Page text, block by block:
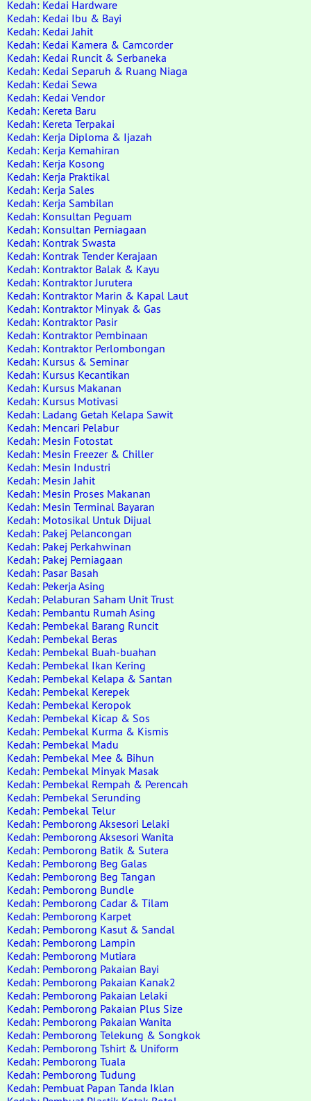
Kedah: Kedai Hardware
Kedah: Kedai Ibu & Bayi
Kedah: Kedai Jahit
Kedah: Kedai Kamera & Camcorder
Kedah: Kedai Runcit & Serbaneka
Kedah: Kedai Separuh & Ruang Niaga
Kedah: Kedai Sewa
Kedah: Kedai Vendor
Kedah: Kereta Baru
Kedah: Kereta Terpakai
Kedah: Kerja Diploma & Ijazah
Kedah: Kerja Kemahiran
Kedah: Kerja Kosong
Kedah: Kerja Praktikal
Kedah: Kerja Sales
Kedah: Kerja Sambilan
Kedah: Konsultan Peguam
Kedah: Konsultan Perniagaan
Kedah: Kontrak Swasta
Kedah: Kontrak Tender Kerajaan
Kedah: Kontraktor Balak & Kayu
Kedah: Kontraktor Jurutera
Kedah: Kontraktor Marin & Kapal Laut
Kedah: Kontraktor Minyak & Gas
Kedah: Kontraktor Pasir
Kedah: Kontraktor Pembinaan
Kedah: Kontraktor Perlombongan
Kedah: Kursus & Seminar
Kedah: Kursus Kecantikan
Kedah: Kursus Makanan
Kedah: Kursus Motivasi
Kedah: Ladang Getah Kelapa Sawit
Kedah: Mencari Pelabur
Kedah: Mesin Fotostat
Kedah: Mesin Freezer & Chiller
Kedah: Mesin Industri
Kedah: Mesin Jahit
Kedah: Mesin Proses Makanan
Kedah: Mesin Terminal Bayaran
Kedah: Motosikal Untuk Dijual
Kedah: Pakej Pelancongan
Kedah: Pakej Perkahwinan
Kedah: Pakej Perniagaan
Kedah: Pasar Basah
Kedah: Pekerja Asing
Kedah: Pelaburan Saham Unit Trust
Kedah: Pembantu Rumah Asing
Kedah: Pembekal Barang Runcit
Kedah: Pembekal Beras
Kedah: Pembekal Buah-buahan
Kedah: Pembekal Ikan Kering
Kedah: Pembekal Kelapa & Santan
Kedah: Pembekal Kerepek
Kedah: Pembekal Keropok
Kedah: Pembekal Kicap & Sos
Kedah: Pembekal Kurma & Kismis
Kedah: Pembekal Madu
Kedah: Pembekal Mee & Bihun
Kedah: Pembekal Minyak Masak
Kedah: Pembekal Rempah & Perencah
Kedah: Pembekal Serunding
Kedah: Pembekal Telur
Kedah: Pemborong Aksesori Lelaki
Kedah: Pemborong Aksesori Wanita
Kedah: Pemborong Batik & Sutera
Kedah: Pemborong Beg Galas
Kedah: Pemborong Beg Tangan
Kedah: Pemborong Bundle
Kedah: Pemborong Cadar & Tilam
Kedah: Pemborong Karpet
Kedah: Pemborong Kasut & Sandal
Kedah: Pemborong Lampin
Kedah: Pemborong Mutiara
Kedah: Pemborong Pakaian Bayi
Kedah: Pemborong Pakaian Kanak2
Kedah: Pemborong Pakaian Lelaki
Kedah: Pemborong Pakaian Plus Size
Kedah: Pemborong Pakaian Wanita
Kedah: Pemborong Telekung & Songkok
Kedah: Pemborong Tshirt & Uniform
Kedah: Pemborong Tuala
Kedah: Pemborong Tudung
Kedah: Pembuat Papan Tanda Iklan